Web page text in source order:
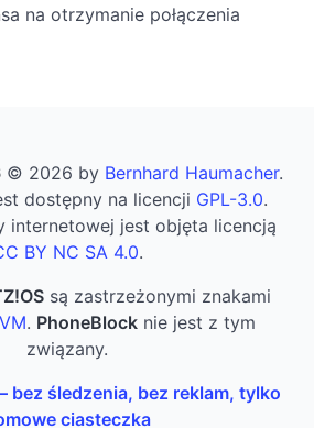
na otrzymanie połączenia
© 2026 by Bernhard Haumacher.
dostępny na licencji GPL-3.0.
internetowej jest objęta licencją
BY NC SA 4.0.
są zastrzeżonymi znakami
. PhoneBlock nie jest z tym
związany.
bez śledzenia, bez reklam, tylko
ciasteczka